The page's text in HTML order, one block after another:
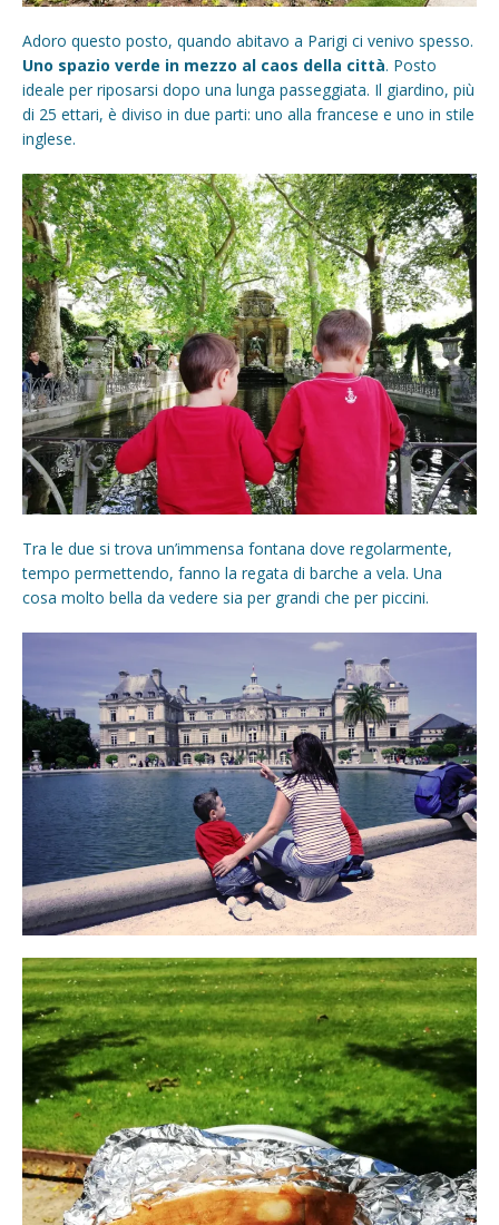
Adoro questo posto, quando abitavo a Parigi ci venivo spesso.
Uno spazio verde in mezzo al caos della città. Posto
ideale per riposarsi dopo una lunga passeggiata. Il giardino, più
di 25 ettari, è diviso in due parti: uno alla francese e uno in stile
inglese.
Tra le due si trova un’immensa fontana dove regolarmente,
tempo permettendo, fanno la regata di barche a vela. Una
cosa molto bella da vedere sia per grandi che per piccini.